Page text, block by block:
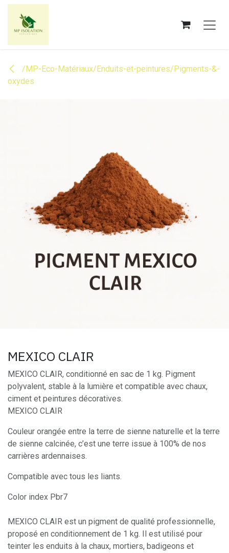
Se rendre au contenu
/MP-Eco-Matériaux/Enduits-et-peintures/Pigments-&-
oxydes
MEXICO CLAIR
MEXICO CLAIR, conditionné en sac de 1 kg. Pigment
polyvalent, stable à la lumière et compatible avec chaux,
ciment et peintures décoratives.
MEXICO CLAIR
Couleur orangée entre la terre de sienne naturelle et la terre
de sienne calcinée, c’est une terre issue à 100% de nos
carrières ardennaises.
Compatible avec tous les liants.
Color index Pbr7
MEXICO CLAIR est un pigment de qualité professionnelle,
proposé en conditionnement de 1 kg. Il est utilisé pour
teinter les enduits à la chaux, mortiers, badigeons et